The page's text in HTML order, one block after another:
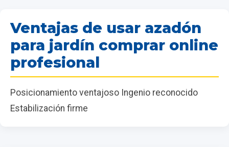
Ventajas de usar azadón
para jardín comprar online
profesional
Posicionamiento ventajoso Ingenio reconocido
Estabilización firme